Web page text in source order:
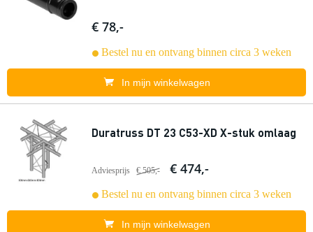
€ 78,-
Bestel nu en ontvang binnen circa 3 weken
In mijn winkelwagen
Duratruss DT 23 C53-XD X-stuk omlaag
Adviesprijs € 505,- € 474,-
Bestel nu en ontvang binnen circa 3 weken
In mijn winkelwagen